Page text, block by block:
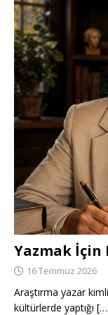
Yazmak İçin
16 Temmuz 2026
Araştırma yazar
kültürlerde yaptığı